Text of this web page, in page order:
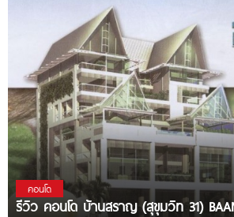
คอนโด
รีวิว คอนโด บ้านสราญ (สุขุมวิท 31)